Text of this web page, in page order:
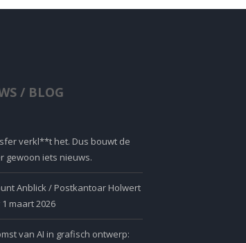
/ BLOG
verkl**t het. Dus bouwt de
gewoon iets nieuws.
Anblick / Postkantoar Holwert
maart 2026
van AI in grafisch ontwerp: